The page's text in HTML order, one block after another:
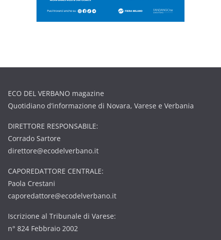
ECO DEL VERBANO magazine
Quotidiano d’informazione di Novara, Varese e Verbania
DIRETTORE RESPONSABILE:
Corrado Sartore
direttore@ecodelverbano.it
CAPOREDATTORE CENTRALE:
Paola Crestani
caporedattore@ecodelverbano.it
Iscrizione al Tribunale di Varese:
n° 824 Febbraio 2002